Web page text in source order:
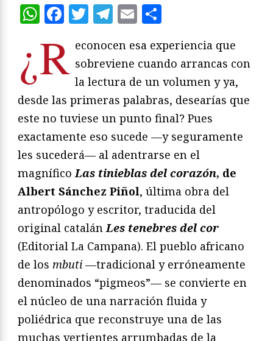
WhatsApp
Facebook
Twitter
Telegram
Email
¿R econocen esa experiencia que
sobreviene cuando arrancas con
la lectura de un volumen y ya,
desde las primeras palabras, desearías que
este no tuviese un punto final? Pues
exactamente eso sucede —y seguramente
les sucederá— al adentrarse en el
magníficoLas tinieblas del corazón, de
Albert Sánchez Piñol, última obra del
antropólogo y escritor, traducida del
original catalánLes tenebres del cor
(Editorial La Campana). El pueblo africano
de los mbuti —tradicional y erróneamente
denominados “pigmeos”— se convierte en
el núcleo de una narración fluida y
poliédrica que reconstruye una de las
muchas vertientes arrumbadas de la